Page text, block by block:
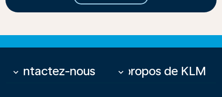
Contactez-nous
keyboard_arrow_down À propos de KLM
keyboard_arrow_down